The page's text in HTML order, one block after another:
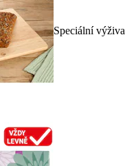
Speciální výživa